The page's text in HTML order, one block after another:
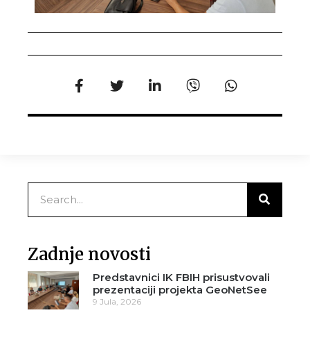
Zadnje novosti
Predstavnici IK FBIH prisustvovali
prezentaciji projekta GeoNetSee
9 Jula, 2026